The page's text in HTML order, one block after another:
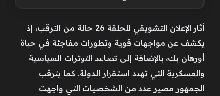
أثار الإعلان التشويقي للحلقة 26 حالة من الترقب، إذ
يكشف عن مواجهات قوية وتطورات مفاجئة في حياة
أورهان بك، بالإضافة إلى تصاعد التوترات السياسية
والعسكرية التي تهدد استقرار الدولة. كما يترقب
الجمهور مصير عدد من الشخصيات التي واجهت